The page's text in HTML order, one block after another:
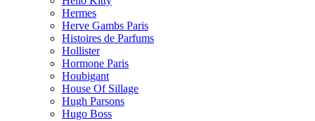
Hermes
Herve Gambs Paris
Histoires de Parfums
Hollister
Hormone Paris
Houbigant
House Of Sillage
Hugh Parsons
Hugo Boss